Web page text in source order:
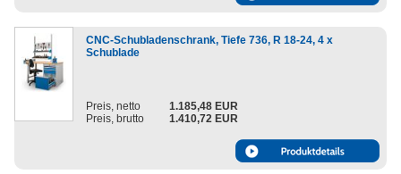
CNC-Schubladenschrank, Tiefe 736, R 18-24, 4 x
Schublade
Preis, netto
1.185,48 EUR
Preis, brutto
1.410,72 EUR